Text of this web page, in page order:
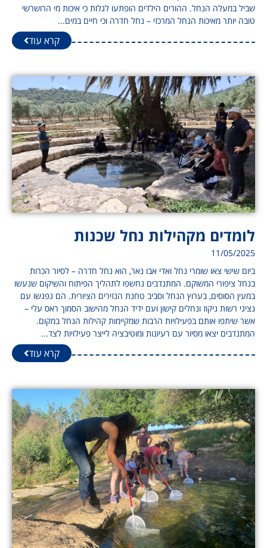
שביל במעלה הנחל. ההורים הילדים הופתעו לגלות כי איכות מי הרושרשי
טובה יותר מאיכות הנחל המרכזי – נחל חדרה וכי חיים במים...
קרא עוד
לומדים מקהילות נחל שכנות
11/05/2025
ביום שישי צאו שומרי נחל ואדי אבו נאר, הוא נחל חדרה – לסיור הכרות
בנחל ציפורי המשוקם. המתנדבים נחשפו לתהליך הפיתוח והשיקום שנעשו
במעין הסוסים, בערוץ הנחל וסביב טחנת הנזירים הציורית. הם נפגשו עם
נציגי רשות ניקוז ונחלים קישון ועם ידיד הנחל מהישוב הסמוך ראס עלי –
אשר שיתפו אותם בפעילויות הרבות שמקיימות קהילות הנחל במקום.
המתנדבים יצאו מסיור עם רעיונות ומוטיבציה לייצר פעילויות לצד...
קרא עוד